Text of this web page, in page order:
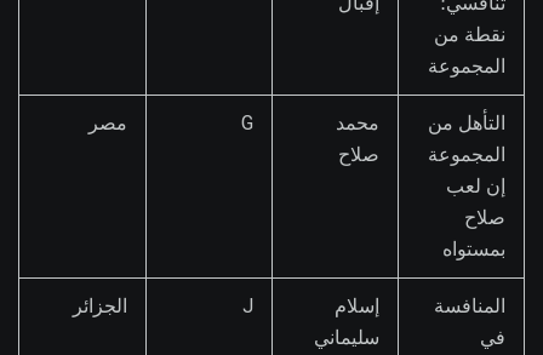
نقطة من
المجموعة
التأهل من
المجموعة
إن لعب
صلاح
بمستواه
محمد
صلاح
G مصر
المنافسة
في
إسلام
سليماني
J الجزائر